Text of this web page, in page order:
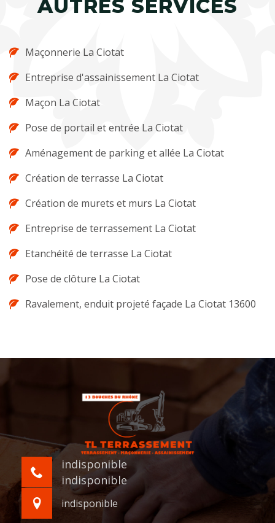
AUTRES SERVICES
Maçonnerie La Ciotat
Entreprise d'assainissement La Ciotat
Maçon La Ciotat
Pose de portail et entrée La Ciotat
Aménagement de parking et allée La Ciotat
Création de terrasse La Ciotat
Création de murets et murs La Ciotat
Entreprise de terrassement La Ciotat
Etanchéité de terrasse La Ciotat
Pose de clôture La Ciotat
Ravalement, enduit projeté façade La Ciotat 13600
indisponible
indisponible
indisponible